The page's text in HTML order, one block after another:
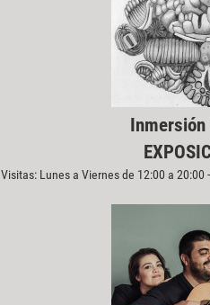
Inmersión
Visitas: Lunes a Viernes de 12:00 a 20:00